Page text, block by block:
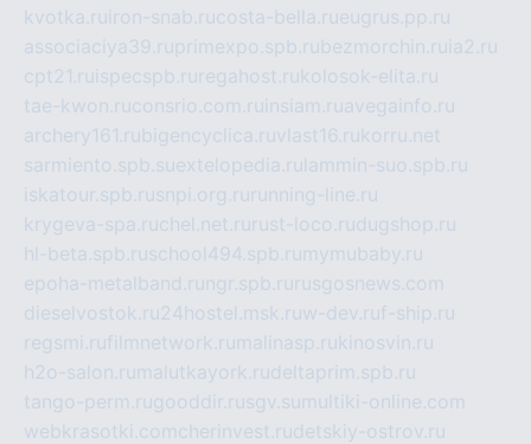
kvotka.ru iron-snab.rucosta-bella.rueugrus.pp.ru
associaciya39.ruprimexpo.spb.rubezmorchin.ru ia2.ru
cpt21.ru ispecspb.ru regahost.rukolosok-elita.ru
tae-kwon.ruconsrio.com.ru insiam.ruavegainfo.ru
archery161.rubigencyclica.ruvlast16.rukorru.net
sarmiento.spb.suextelopedia.ru lammin-suo.spb.ru
iskatour.spb.rusnpi.org.ru running-line.ru
krygeva-spa.ruchel.net.ru rust-loco.rudugshop.ru
hl-beta.spb.ruschool494.spb.ru mymubaby.ru
epoha-metalband.ru ngr.spb.ru rusgosnews.com
dieselvostok.ru24hostel.msk.ruw-dev.ruf-ship.ru
regsmi.rufilmnetwork.ru malinasp.rukinosvin.ru
h2o-salon.ru malutkayork.rudeltaprim.spb.ru
tango-perm.rugooddir.rusgv.su multiki-online.com
webkrasotki.comcherinvest.rudetskiy-ostrov.ru